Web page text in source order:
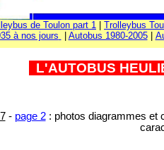
de Toulon part 1 Trolleybus
à nos jours
Autobus 1980-2005|
L'AUTOBUS
- page 2: photos diagrammes et